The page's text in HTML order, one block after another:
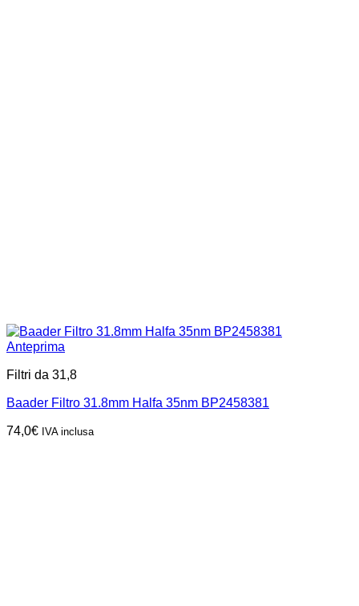
Anteprima
Filtri da 31,8
Baader Filtro 31.8mm Halfa 35nm BP2458381
74,0€ IVA inclusa